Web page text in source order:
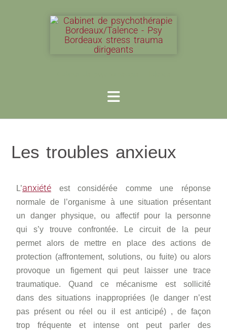
Les troubles anxieux
L’anxiété est considérée comme une réponse
normale de l’organisme à une situation présentant
un danger physique, ou affectif pour la personne
qui s’y trouve confrontée. Le circuit de la peur
permet alors de mettre en place des actions de
protection (affrontement, solutions, ou fuite) ou alors
provoque un figement qui peut laisser une trace
traumatique. Quand ce mécanisme est sollicité
dans des situations inappropriées (le danger n’est
pas présent ou réel ou il est anticipé) , de façon
trop fréquente et intense ont peut parler des